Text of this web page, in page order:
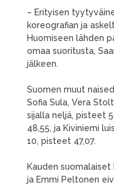
– Erityisen
koreografian ja
Huomiseen lähden
omaa suoritusta,
jälkeen.
Suomen muut
Sofia Sula, Vera
sijalla neljä, pisteet
48,55, ja Kiviniemi
10, pisteet 47,07.
Kauden
ja Emmi Peltonen